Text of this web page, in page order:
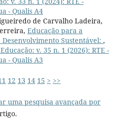
- Qualis A4
de Carvalho Ladeira,
Educação para a
Sustentável: ,
v. 35 n. 1 (2026): RTE -
- Qualis A3
12 13 14 15 > >>
uma pesquisa avançada por